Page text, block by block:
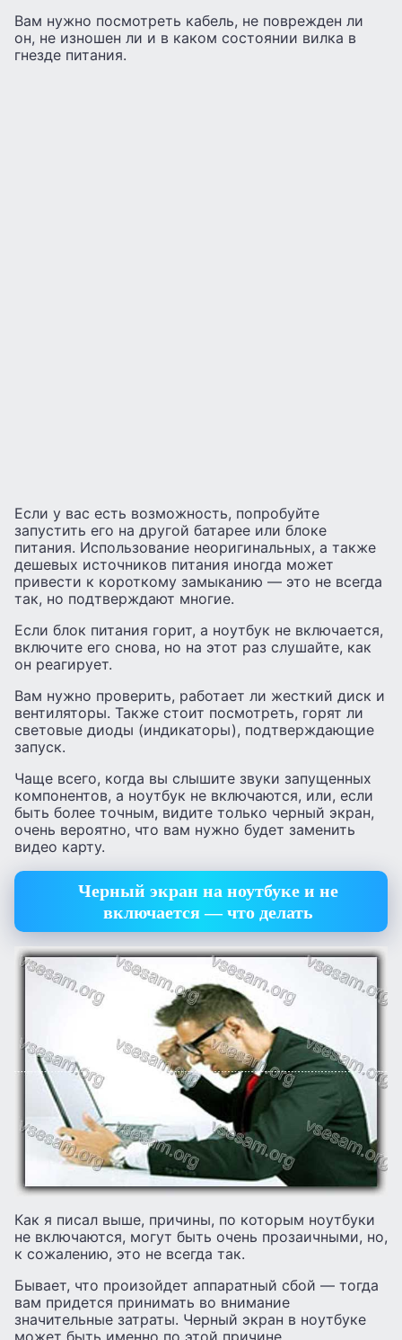
Вам нужно посмотреть кабель, не поврежден ли
он, не изношен ли и в каком состоянии вилка в
гнезде питания.
Если у вас есть возможность, попробуйте
запустить его на другой батарее или блоке
питания. Использование неоригинальных, а также
дешевых источников питания иногда может
привести к короткому замыканию — это не всегда
так, но подтверждают многие.
Если блок питания горит, а ноутбук не включается,
включите его снова, но на этот раз слушайте, как
он реагирует.
Вам нужно проверить, работает ли жесткий диск и
вентиляторы. Также стоит посмотреть, горят ли
световые диоды (индикаторы), подтверждающие
запуск.
Чаще всего, когда вы слышите звуки запущенных
компонентов, а ноутбук не включаются, или, если
быть более точным, видите только черный экран,
очень вероятно, что вам нужно будет заменить
видео карту.
Черный экран на ноутбуке и не
включается — что делать
Как я писал выше, причины, по которым ноутбуки
не включаются, могут быть очень прозаичными, но,
к сожалению, это не всегда так.
Бывает, что произойдет аппаратный сбой — тогда
вам придется принимать во внимание
значительные затраты. Черный экран в ноутбуке
может быть именно по этой причине.